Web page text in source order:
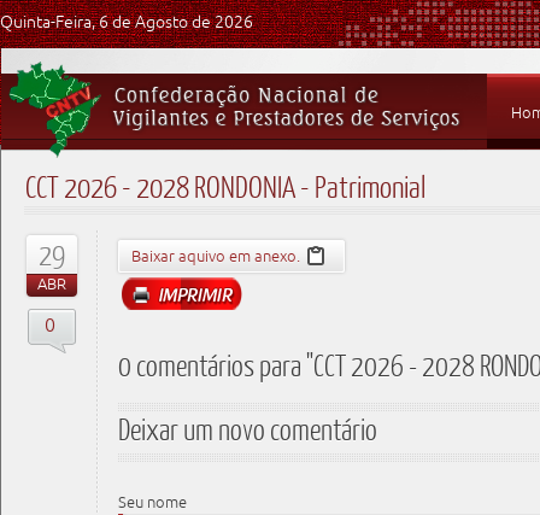
Quinta-Feira, 6 de Agosto de 2026
CCT 2026 - 2028 RONDONIA - Patrimonial
29
ABR
0
Baixar aquivo em anexo.
0 comentários para "CCT 2026 - 2028
Deixar um novo comentário
Seu nome